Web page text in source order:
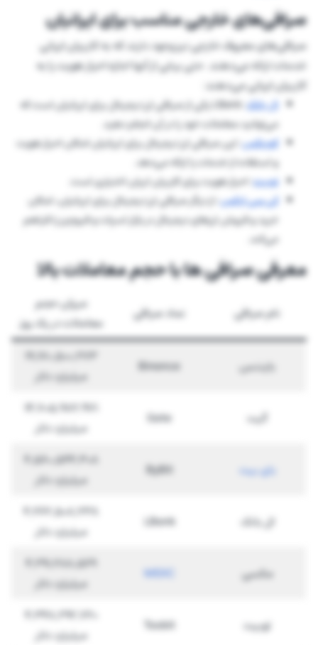
صرافی‌های خارجی مناسب برای ایرانیان
صرافی‌های معروف خارجی نیز وجود دارند که به کاربران ایرانی
خدمات ارائه می‌دهند. حتی برخی از آنها اجازه احراز هویت را به
کاربران ایرانی می‌دهند:
ال بانک
: LBank یکی از صرافی ارز دیجیتال برای ایرانیان است که
می‌توانید معاملات خود را در آن انجام دهید.
کوینکس: این صرافی ارز دیجیتال برای ایرانیان امکان احراز هویت
و استفاده از خدمات را ارائه می‌دهد.
توبیت: احراز هویت برای کاربران ایران اختیاری است.
کی سی ایکس: از دیگر صرافی ارز دیجیتال برای ایرانیان، امکان
خرید و فروش ارزهای دیجیتال در بازار اسپات و فیوچرز را فراهم
می‌کند.
معرفی صرافی ها با حجم معاملات بالا
نام صرافی نماد صرافی
میزان حجم
معاملات در یک روز
بایننس Binance
19,170,500,273
میلیارد دلار
گیت Gate
14,705,982,971
میلیارد دلار
بای بیت ByBit
4,560,544,308
میلیارد دلار
ال بانک LBank
4,262,508,238
میلیارد دلار
مکسی MEXC
4,291,288,569
میلیارد دلار
توبیت Toobit
4,348,292,720
میلیارد دلار